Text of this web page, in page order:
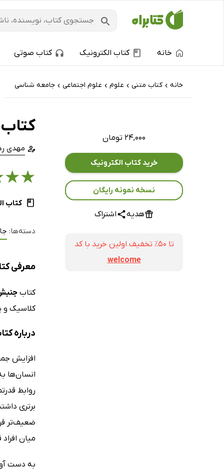
خانه کتاب الکترونیک کتاب صوتی
خانه › کتاب‌ متنی › علوم › علوم اجتماعی › جامعه شناسی
۲۴,۰۰۰ تومان
خرید کتاب الکترونیک
نسخه نمونه رایگان
هدیه اشتراک
تا ۵۰٪ تخفیف اولین خرید با کد
welcome
مهدی
★
★
کتاب
دسته‌ها:
معرفی
کتاب
کلاسیک و
درباره
افزایش
انسان‌ها
روابط
برتری
ضعیف‌تر
میان
به دست